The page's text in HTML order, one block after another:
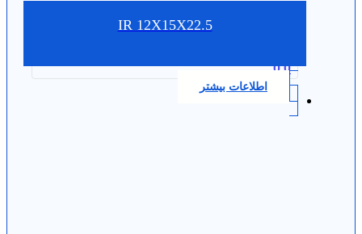
IR 12X15X22.5
0.0
اطلاعات بیشتر